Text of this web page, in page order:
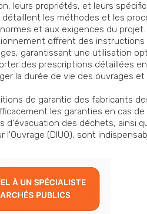
leurs propriétés, et leurs
les méthodes et les
et aux exigences du projet.
offrent des instructions
garantissant une utilisation
des prescriptions détaillées
la durée de vie des ouvrages
de garantie des fabricants
les garanties en cas de
d'évacuation des déchets, ainsi
(DIUO), sont